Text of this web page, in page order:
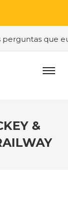
que eu
&